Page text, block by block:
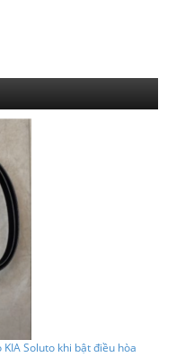
Soluto khi bật điều hòa